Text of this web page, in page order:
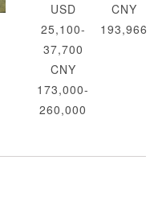
USD
25,100-
37,700
CNY
173,000-
260,000
CNY
193,966